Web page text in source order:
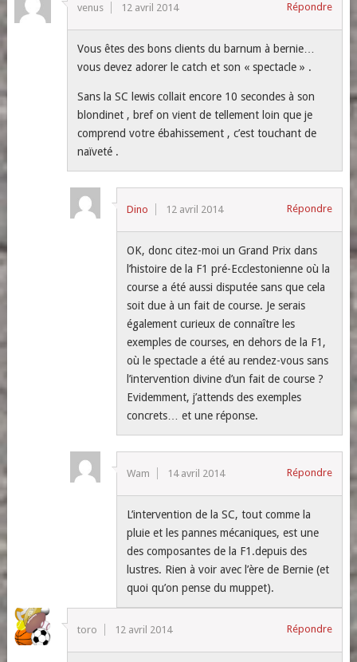
venus 12 avril 2014 Répondre
Vous êtes des bons clients du barnum à bernie…
vous devez adorer le catch et son « spectacle » .
Sans la SC lewis collait encore 10 secondes à son
blondinet , bref on vient de tellement loin que je
comprend votre ébahissement , c’est touchant de
naïveté .
Dino 12 avril 2014 Répondre
OK, donc citez-moi un Grand Prix dans
l’histoire de la F1 pré-Ecclestonienne où la
course a été aussi disputée sans que cela
soit due à un fait de course. Je serais
également curieux de connaître les
exemples de courses, en dehors de la F1,
où le spectacle a été au rendez-vous sans
l’intervention divine d’un fait de course ?
Evidemment, j’attends des exemples
concrets… et une réponse.
Wam 14 avril 2014 Répondre
L’intervention de la SC, tout comme la
pluie et les pannes mécaniques, est une
des composantes de la F1.depuis des
lustres. Rien à voir avec l’ère de Bernie (et
quoi qu’on pense du muppet).
toro 12 avril 2014 Répondre